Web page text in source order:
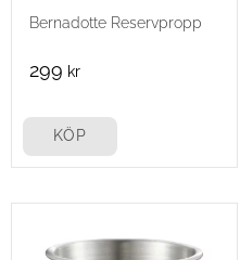
Bernadotte Reservpropp
299 kr
KÖP